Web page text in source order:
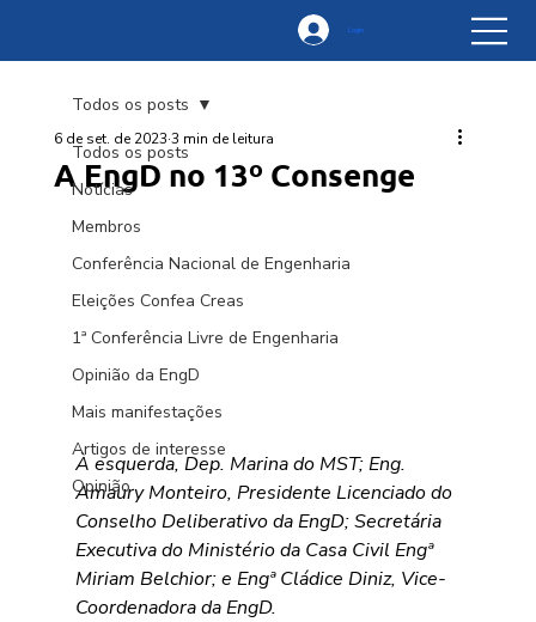
Login
Todos os posts
Notícias
Membros
Conferência Nacional de Engenharia
Eleições Confea Creas
1ª Conferência Livre de Engenharia
Opinião da EngD
Mais manifestações
Artigos de interesse
Opinião
Todos os posts
A EngD no 13º Consenge
6 de set. de 2023 3 min de leitura
À esquerda, Dep. Marina do MST; Eng.
Amaury Monteiro, Presidente Licenciado do
Conselho Deliberativo da EngD; Secretária
Executiva do Ministério da Casa Civil Engª
Miriam Belchior; e Engª Cládice Diniz, Vice-
Coordenadora da EngD.